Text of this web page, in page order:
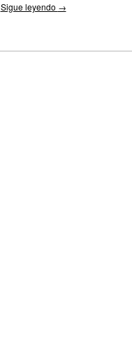
Sigue leyendo →